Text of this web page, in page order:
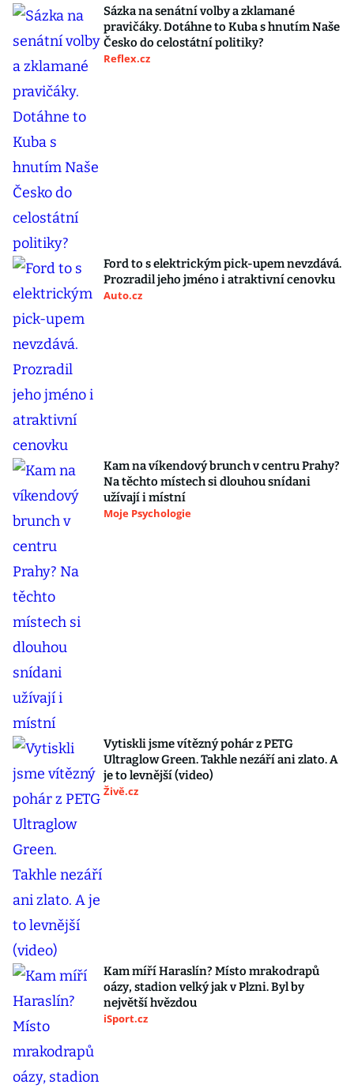
Sázka na senátní volby a zklamané
pravičáky. Dotáhne to Kuba s hnutím Naše
Česko do celostátní politiky?
Reflex.cz
Ford to s elektrickým pick-upem nevzdává.
Prozradil jeho jméno i atraktivní cenovku
Auto.cz
Kam na víkendový brunch v centru Prahy?
Na těchto místech si dlouhou snídani
užívají i místní
Moje Psychologie
Vytiskli jsme vítězný pohár z PETG
Ultraglow Green. Takhle nezáří ani zlato. A
je to levnější (video)
Živě.cz
Kam míří Haraslín? Místo mrakodrapů
oázy, stadion velký jak v Plzni. Byl by
největší hvězdou
iSport.cz